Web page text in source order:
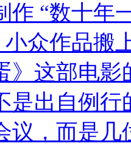
作 “数十年
小众作品搬
》这部电影
是出自例行
议，而是几